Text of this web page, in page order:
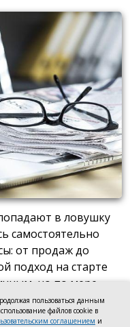
в ловушку
самостоятельно
от продаж до
подход на старте
но по мере
становится
просто тонет в
пользоваться данным
файлов cookie в
соглашением и